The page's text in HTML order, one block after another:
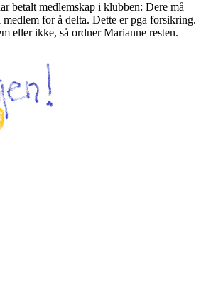
betalt medlemskap i klubben: Dere må
for å delta. Dette er pga forsikring.
eller ikke, så ordner Marianne resten.